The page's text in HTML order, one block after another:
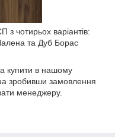
чотирьох варіантів:
та Дуб Борас
купити в нашому
зробивши замовлення
менеджеру.